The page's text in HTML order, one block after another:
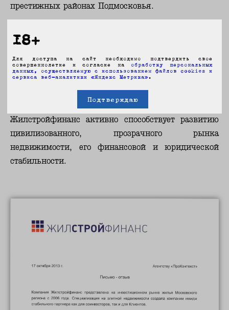
престижных районах Подмосковья.
Профессионализм риэлторов и полное
клиентам Жилстройфинанса спокойствие не
только при покупке, но и при последующем
пользовании и перепродаже недвижимости.
Жилстройфинанс активно способствует развитию
цивилизованного, прозрачного рынка
недвижимости, его финансовой и юридической
стабильности.
18+
Для доступа на сайт необходимо подтвердить свое
совершеннолетие и согласие на обработку персональных
данных, осуществляемую с использованием файлов cookies и
сервиса веб-аналитики «Яндекс Метрика».
Подтверждаю